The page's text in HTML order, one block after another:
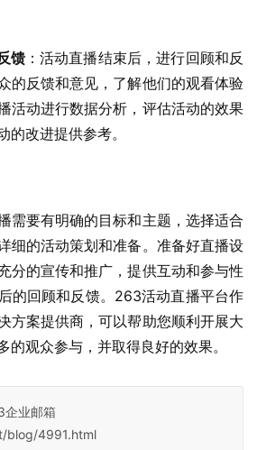
馈：活动直播结束后，进行回顾和反
的反馈和意见，了解他们的观看体验
活动进行数据分析，评估活动的效果
的改进提供参考。
需要有明确的目标和主题，选择适合
细的活动策划和准备。准备好直播设
分的宣传和推广，提供互动和参与性
的回顾和反馈。263活动直播平台作
方案提供商，可以帮助您顺利开展大
的观众参与，并取得良好的效果。
企业邮箱
blog/4991.html